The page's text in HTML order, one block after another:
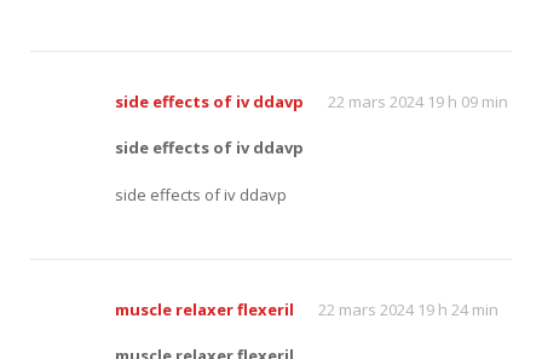
side effects of iv ddavp 22 mars 2024 19 h 09 min
side effects of iv ddavp
side effects of iv ddavp
muscle relaxer flexeril 22 mars 2024 19 h 24 min